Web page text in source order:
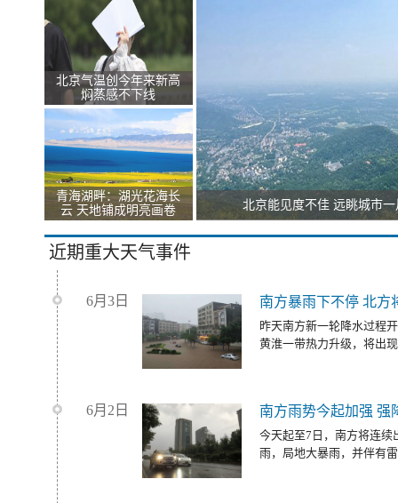
北京气温创今年来新高
焖蒸感不下线
青海湖畔：湖光花海长
云 天地铺成明亮画卷
北京能见度不佳 远眺城市
近期重大天气事件
6月3日 南方暴雨下不停 北方
昨天南方新一轮降水过程
黄淮一带热力升级，将出
6月2日 南方雨势今起加强 强
今天起至7日，南方将连续
雨，局地大暴雨，并伴有